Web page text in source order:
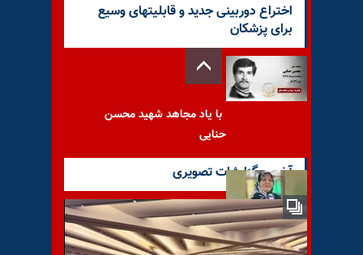
اختراع دوربینی جدید و قابلیتهای وسیع
برای پزشکان
با یاد مجاهد شهید محسن
حنایی
درگذشت خانم آذر کبیری
زینت‌بخش از زندانیان سیاسی در
آخرین گزارشات تصویری